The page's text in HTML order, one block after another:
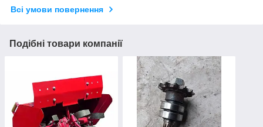
Всі умови повернення
Подібні товари компанії